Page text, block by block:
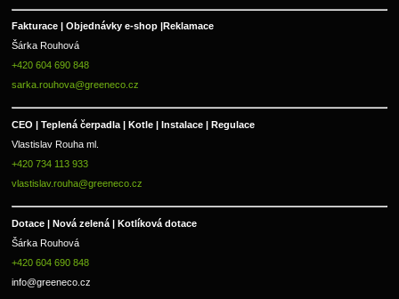
Fakturace | Objednávky e-shop |
Reklamace
Šárka Rouhová
+420 604 690 848
sarka.rouhova@greeneco.cz
CEO | Teplená čerpadla | Kotle | Instalace | Regulace
Vlastislav Rouha ml.
+420 734 113 933
vlastislav.rouha@greeneco.cz
Dotace | Nová zelená | Kotlíková dotace
Šárka Rouhová
+420 604 690 848
info@greeneco.cz